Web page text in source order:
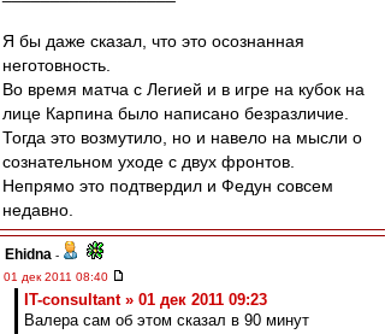
Я бы даже сказал, что это осознанная
неготовность.
Во время матча с Легией и в игре на кубок на
лице Карпина было написано безразличие.
Тогда это возмутило, но и навело на мысли о
сознательном уходе с двух фронтов.
Непрямо это подтвердил и Федун совсем
недавно.
Ehidna -
01 дек 2011 08:40
IT-consultant » 01 дек 2011 09:23
Валера сам об этом сказал в 90 минут